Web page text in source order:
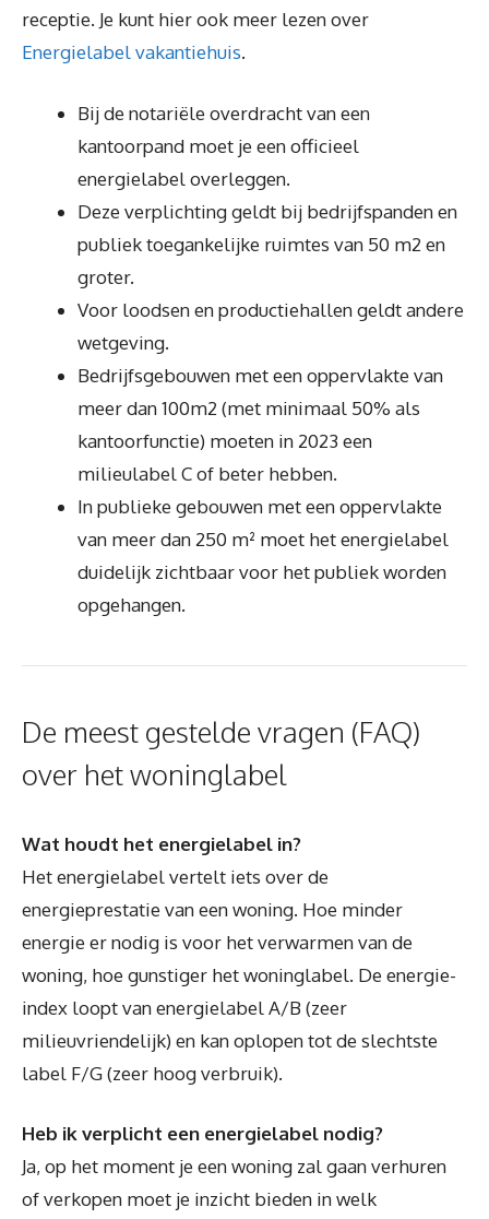
receptie. Je kunt hier ook meer lezen over
Energielabel vakantiehuis.
Bij de notariële overdracht van een
kantoorpand moet je een officieel
energielabel overleggen.
Deze verplichting geldt bij bedrijfspanden en
publiek toegankelijke ruimtes van 50 m2 en
groter.
Voor loodsen en productiehallen geldt andere
wetgeving.
Bedrijfsgebouwen met een oppervlakte van
meer dan 100m2 (met minimaal 50% als
kantoorfunctie) moeten in 2023 een
milieulabel C of beter hebben.
In publieke gebouwen met een oppervlakte
van meer dan 250 m² moet het energielabel
duidelijk zichtbaar voor het publiek worden
opgehangen.
De meest gestelde vragen (FAQ)
over het woninglabel
Wat houdt het energielabel in?
Het energielabel vertelt iets over de
energieprestatie van een woning. Hoe minder
energie er nodig is voor het verwarmen van de
woning, hoe gunstiger het woninglabel. De energie-
index loopt van energielabel A/B (zeer
milieuvriendelijk) en kan oplopen tot de slechtste
label F/G (zeer hoog verbruik).
Heb ik verplicht een energielabel nodig?
Ja, op het moment je een woning zal gaan verhuren
of verkopen moet je inzicht bieden in welk